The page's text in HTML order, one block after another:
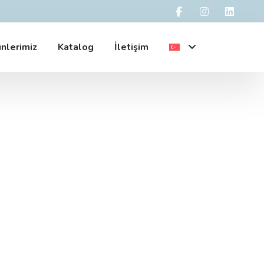
Katalog İletişim